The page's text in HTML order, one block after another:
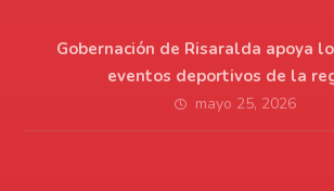
Gobernación de Risaralda apoya
eventos deportivos de la
mayo 25, 2026